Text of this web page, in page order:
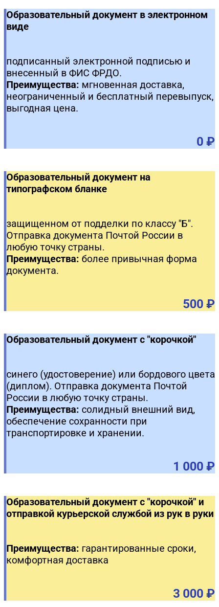
Образовательный документ в электронном
виде
подписанный электронной подписью и
внесенный в ФИС ФРДО.
Преимущества: мгновенная доставка,
неограниченный и бесплатный перевыпуск,
выгодная цена.
0 ₽
Образовательный документ на
типографском бланке
защищенном от подделки по классу "Б".
Отправка документа Почтой России в
любую точку страны.
Преимущества: более привычная форма
документа.
500 ₽
Образовательный документ с "корочкой"
синего (удостоверение) или бордового цвета
(диплом). Отправка документа Почтой
России в любую точку страны.
Преимущества: солидный внешний вид,
обеспечение сохранности при
транспортировке и хранении.
1 000 ₽
Образовательный документ с "корочкой" и
отправкой курьерской службой из рук в руки
Преимущества: гарантированные сроки,
комфортная доставка
3 000 ₽